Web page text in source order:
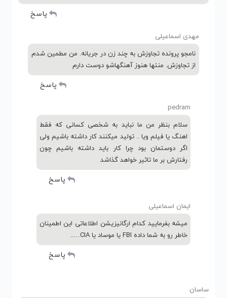
پاسخ
مهدی اسماعیلی
نامجو پرونده تجاوزش به چند زن در جریانه. من مطمین شدم
از تجاوزش. منتها هنوز آهنگهاشو دوست دارم
پاسخ
pedram
سلام بنظر من ما نباید به شخصی کسانی که فقط
اهنگ یا فیلم ویا .. تولید میکنند کار داشته باشیم ولی
اگر دوستمان بود چرا کار باید داشته باشیم چون
رفتارش بر ما تاثیر خواهد گذاشد
پاسخ
ایمان اسماعیلی
میشه بفرمایید کدام ارگانیزیشن اطلاعاتی این اطمینان
خاطر رو به شما داده FBI یا موساد یا CIA…..
پاسخ
ساسان